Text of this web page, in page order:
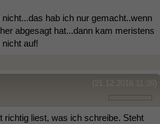
hab ich nur gemacht..wenn
abgesagt hat...dann kam meristens
auf!
(21.12.2016 11:39)
richtig liest, was ich schreibe. Steht